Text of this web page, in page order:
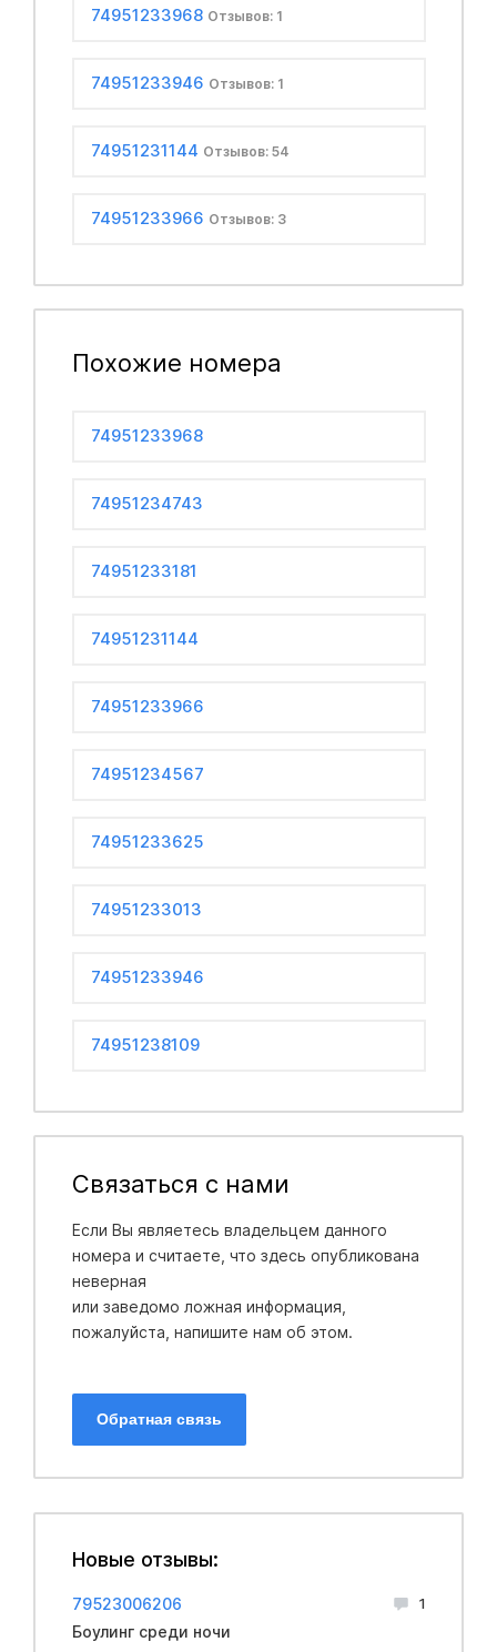
74951233968 Отзывов: 1
74951233946 Отзывов: 1
74951231144 Отзывов: 54
74951233966 Отзывов: 3
Похожие номера
74951233968
74951234743
74951233181
74951231144
74951233966
74951234567
74951233625
74951233013
74951233946
74951238109
Связаться с нами
Если Вы являетесь владельцем данного
номера и считаете, что здесь опубликована
неверная
или заведомо ложная информация,
пожалуйста, напишите нам об этом.
Обратная связь
Новые отзывы:
79523006206 1
Боулинг среди ночи